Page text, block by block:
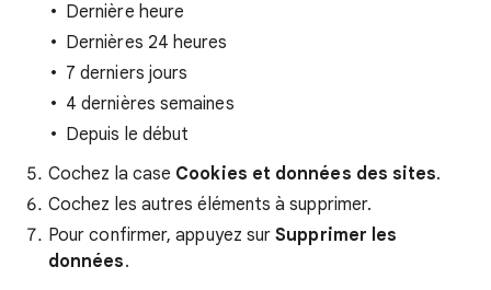
Dernière heure
Dernières 24 heures
7 derniers jours
4 dernières semaines
Depuis le début
Cochez la case Cookies et données des sites.
Cochez les autres éléments à supprimer.
Pour confirmer, appuyez surSupprimer les
données.